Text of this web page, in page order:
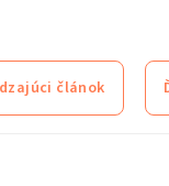
článok